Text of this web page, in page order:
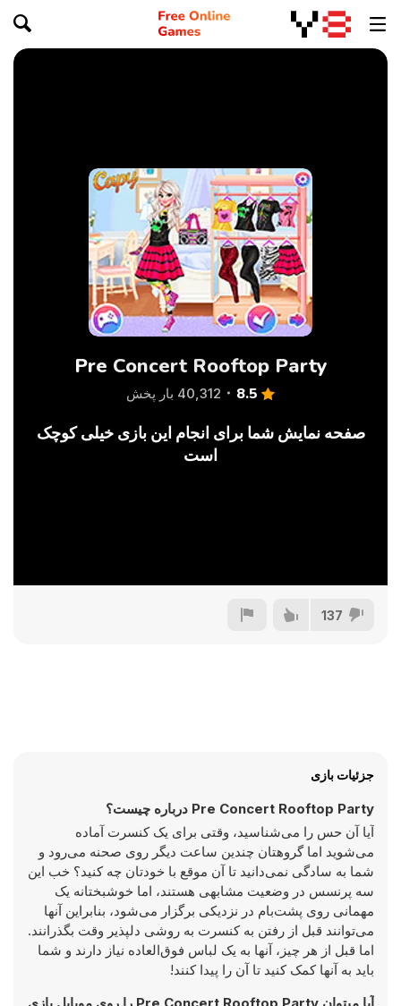
Pre Concert Rooftop Party
8.5 40,312 بار پخش
صفحه نمایش شما برای انجام این بازی خیلی کوچک
است
137
جزئیات بازی
Pre Concert Rooftop Party درباره چیست؟
آیا آن حس را می‌شناسید، وقتی برای یک کنسرت آماده
می‌شوید اما گروهتان چندین ساعت دیگر روی صحنه می‌رود و
شما به سادگی نمی‌دانید تا آن موقع با خودتان چه کنید؟ خب این
سه پرنسس در وضعیت مشابهی هستند، اما خوشبختانه یک
مهمانی روی پشت‌بام در نزدیکی برگزار می‌شود، بنابراین آنها
می‌توانند قبل از رفتن به کنسرت به روشی دلپذیر وقت بگذرانند.
اما قبل از هر چیز، آنها به یک لباس فوق‌العاده نیاز دارند و شما
باید به آنها کمک کنید تا آن را پیدا کنند!